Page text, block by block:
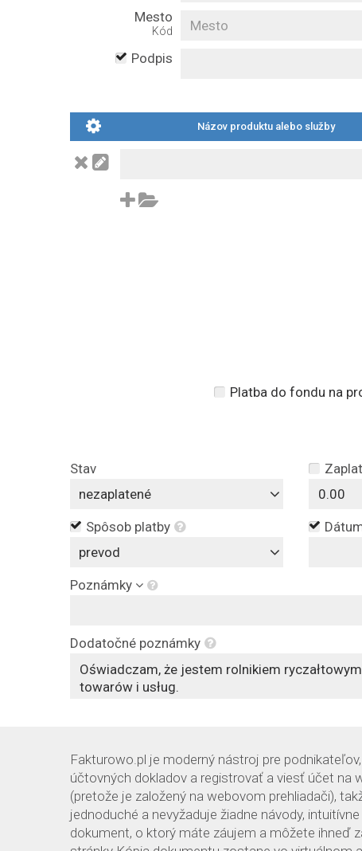
Mesto
Kód
Podpis
Názov produktu alebo služby
Platba do fondu na
Stav
nezaplatené
Spôsob platby
prevod
Poznámky
Dodatočné poznámky
Fakturowo.pl je moderný nástroj pre
účtovných dokladov a registrovať a viesť účet na
(pretože je založený na webovom prehliadači),
jednoduché a nevyžaduje žiadne návody,
dokument, o ktorý máte záujem a môžete ihneď